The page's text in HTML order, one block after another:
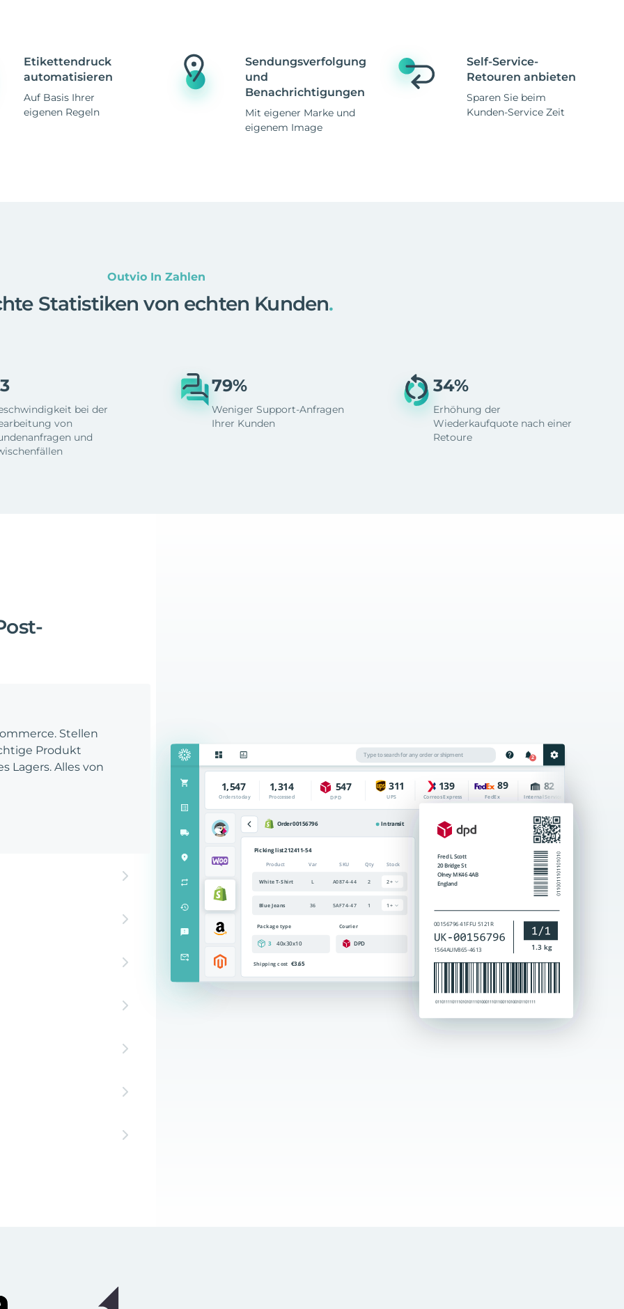
Etikettendruck
automatisieren
Auf Basis Ihrer
eigenen Regeln
Sendungsverfolgung
und
Benachrichtigungen
Mit eigener Marke und
eigenem Image
Self-Service-
Retouren anbieten
Sparen Sie beim
Kunden-Service Zeit
Outvio In Zahlen
Statistiken von echten Kunden.
bei der
von
und
79%
Weniger Support-Anfragen
Ihrer Kunden
34%
Erhöhung der
Wiederkaufquote nach einer
Retoure
Stellen
Produkt
Lagers. Alles von